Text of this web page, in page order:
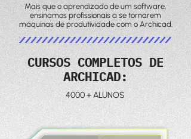
Mais que o aprendizado de um software,
ensinamos profissionais a se tornarem
máquinas de produtividade com o Archicad.
CURSOS COMPLETOS DE
ARCHICAD:
4000 + ALUNOS